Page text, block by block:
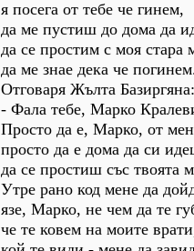
я посега от тебе че гинем,
да ме пустиш до дома да
да се простим с моя стара
да ме знае дека че
Отговаря Жълта Базиргяна:
- Фала тебе, Марко
Просто да е, Марко, от
просто да е дома да си
да се простиш със твоята
Утре рано код мене да
язе, Марко, не чем да те
че те ковем на моите